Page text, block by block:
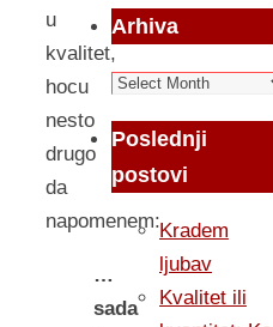
u
kvalitet,
hocu
nesto
drugo
da
napomenem:
…
sada
Arhiva
Arhiva
Poslednji
postovi
Kradem
ljubav
Kvalitet ili